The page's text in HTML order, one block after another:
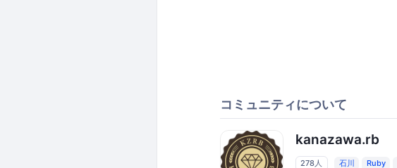
コミュニティについて
kanazawa.rb
278人 石川 Ruby